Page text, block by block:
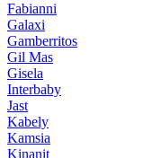
Fabianni
Galaxi
Gamberritos
Gil Mas
Gisela
Interbaby
Jast
Kabely
Kamsia
Kinanit